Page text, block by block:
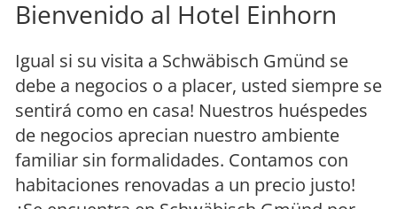
Bienvenido al Hotel Einhorn
Igual si su visita a Schwäbisch Gmünd se
debe a negocios o a placer, usted siempre se
sentirá como en casa! Nuestros huéspedes
de negocios aprecian nuestro ambiente
familiar sin formalidades. Contamos con
habitaciones renovadas a un precio justo!